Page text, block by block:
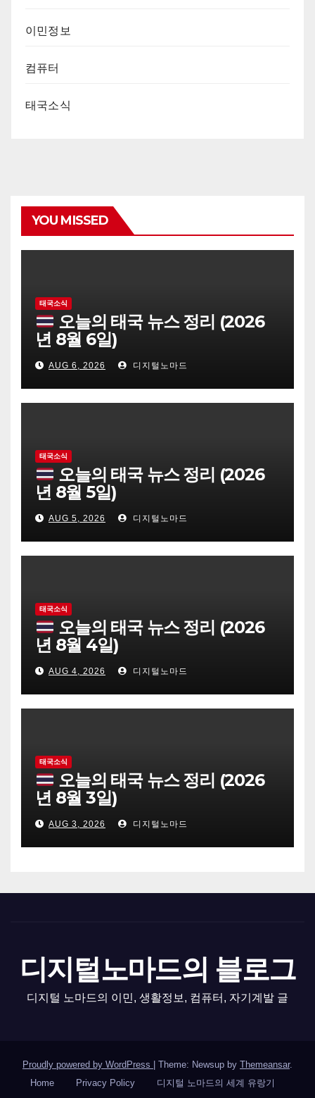
이민정보
컴퓨터
태국소식
YOU MISSED
태국소식
오늘의 태국 뉴스 정리 (2026
년 8월 6일)
AUG 6, 2026 디지털노마드
태국소식
오늘의 태국 뉴스 정리 (2026
년 8월 5일)
AUG 5, 2026 디지털노마드
태국소식
오늘의 태국 뉴스 정리 (2026
년 8월 4일)
AUG 4, 2026 디지털노마드
태국소식
오늘의 태국 뉴스 정리 (2026
년 8월 3일)
AUG 3, 2026 디지털노마드
디지털노마드의 블로그
디지털 노마드의 이민, 생활정보, 컴퓨터, 자기계발 글
Proudly powered by WordPress | Theme: Newsup by Themeansar.
Home
Privacy Policy 디지털 노마드의 세계 유랑기